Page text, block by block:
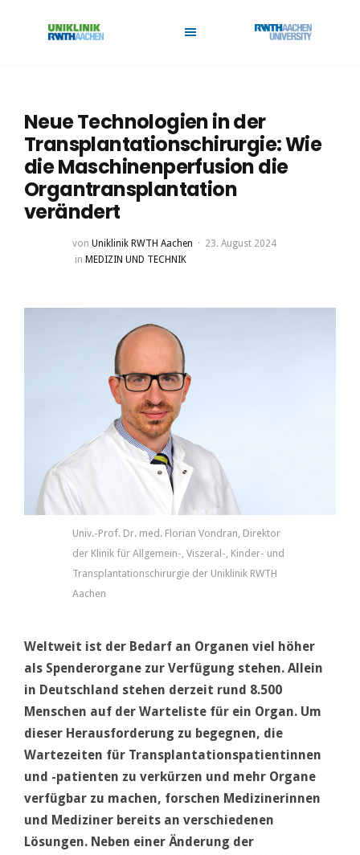
Neue Technologien in der
Transplantationschirurgie: Wie
die Maschinenperfusion die
Organtransplantation
verändert
von Uniklinik RWTH Aachen
23. August 2024
in MEDIZIN UND TECHNIK
Univ.-Prof. Dr. med. Florian Vondran, Direktor
der Klinik für Allgemein-, Viszeral-, Kinder- und
Transplantationschirurgie der Uniklinik RWTH
Aachen
Weltweit ist der Bedarf an Organen viel höher
als Spenderorgane zur Verfügung stehen. Allein
in Deutschland stehen derzeit rund 8.500
Menschen auf der Warteliste für ein Organ. Um
dieser Herausforderung zu begegnen, die
Wartezeiten für Transplantationspatientinnen
und -patienten zu verkürzen und mehr Organe
verfügbar zu machen, forschen Medizinerinnen
und Mediziner bereits an verschiedenen
Lösungen. Neben einer Änderung der